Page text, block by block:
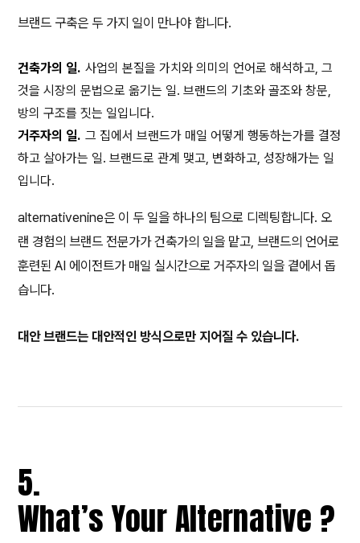
브랜드 구축은 두 가지 일이 만나야 합니다.
건축가의 일. 사업의 본질을 가치와 의미의 언어로 해석하고, 그
것을 시장의 문법으로 옮기는 일. 브랜드의 기초와 골조와 창문,
방의 구조를 짓는 일입니다.
거주자의 일. 그 집에서 브랜드가 매일 어떻게 행동하는가를 결정
하고 살아가는 일. 브랜드로 관계 맺고, 변화하고, 성장해가는 일
입니다.
alternativenine은 이 두 일을 하나의 팀으로 디렉팅합니다. 오
랜 경험의 브랜드 전문가가 건축가의 일을 맡고, 브랜드의 언어로
훈련된 AI 에이전트가 매일 실시간으로 거주자의 일을 곁에서 돕
습니다.
대안 브랜드는 대안적인 방식으로만 지어질 수 있습니다.
5.
What’s Your Alternative ?